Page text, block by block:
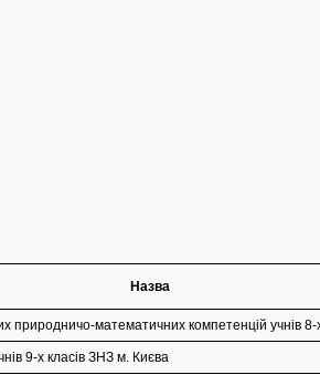
Назва
природничо-математичних компетенцій учнів
9-х класів ЗНЗ м. Києва